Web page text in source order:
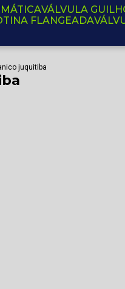
VÁLVULA
FLANGEADA
juquitiba